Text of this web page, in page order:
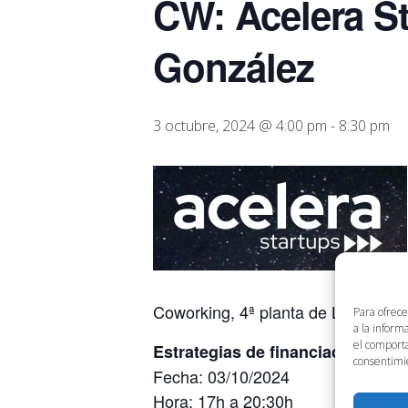
Para
a la
el
CW: Acelera
González
3 octubre, 2024 @ 4:00 pm - 8:30 pm
Coworking, 4ª planta de Link by
Estrategias de financiación e
Fecha: 03/10/2024
Hora: 17h a 20:30h